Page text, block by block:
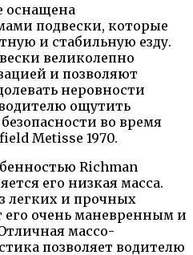
оснащена
подвески, которые
и стабильную езду.
великолепно
и позволяют
неровности
ощутить
во время
Metisse 1970.
Richman
его низкая масса.
легких и прочных
его очень маневренным и
массо-
позволяет водителю